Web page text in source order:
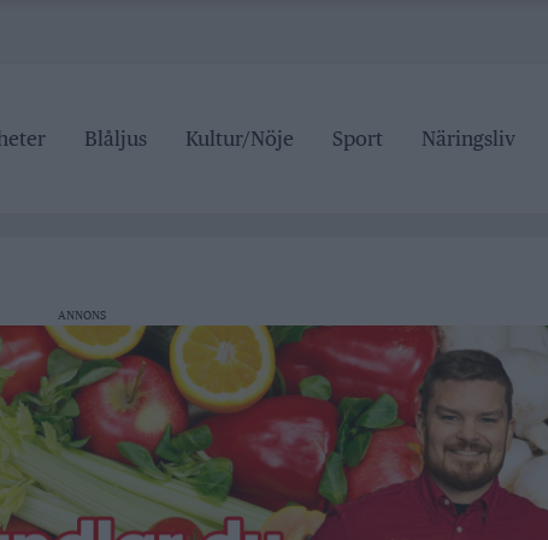
Blåljus Kultur/Nöje Sport Näringsliv
tre dagar
tre dagar
stängd hela sommaren
ANNONS